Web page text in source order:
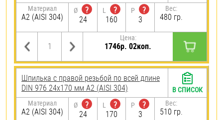
Материал
А2 (AISI 304)
Ø
?
24
L
?
160
P
?
3
Вес:
480 гр.
Цена:
1746р. 02коп.
Шпилька с правой резьбой по всей длине
DIN 976 24х170 мм А2 (AISI 304)
Материал
А2 (AISI 304)
Ø
?
24
L
?
170
P
?
3
Вес:
510 гр.
В СПИСОК